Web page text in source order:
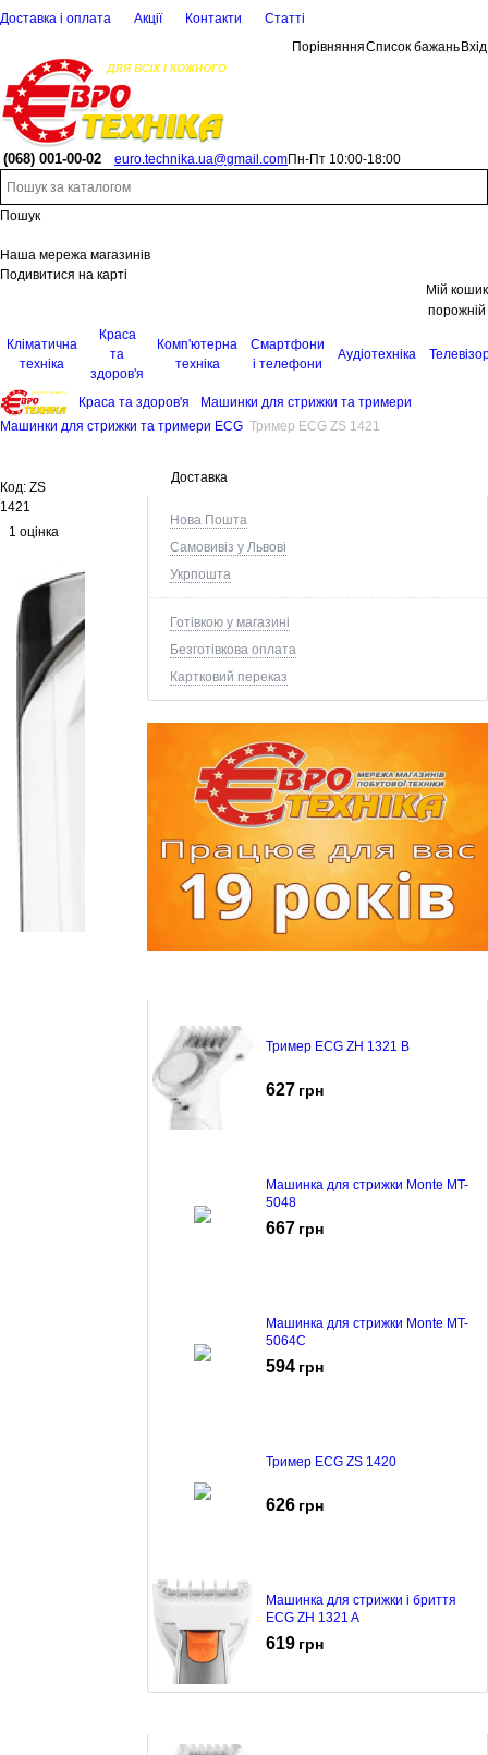
Доставка і оплата Акції Контакти
Статті
ПорівнянняСписок бажань Вхід
(068) 001-00-02 euro.technika.ua@gmail.comПн-Пт 10:00-18:00
Пошук
Наша мережа магазинів
Подивитися на карті
Мій кошик
порожній
Кліматична
техніка
Краса
та
здоров'я
Комп'ютерна
техніка
Смартфони
і телефони
Аудіотехніка
Краса та здоров'я
Машинки для стрижки та тримери
Машинки для стрижки та тримери ECG Тример ECG ZS 1421
Доставка
Нова Пошта
Самовивіз у Львові
Укрпошта
Готівкою у магазині
Безготівкова оплата
Картковий переказ
Тример ECG ZH 1321 B
627 грн
Машинка для стрижки Monte MT-
5048
667 грн
Машинка для стрижки Monte MT-
5064C
594 грн
Тример ECG ZS 1420
626 грн
Машинка для стрижки і бриття
ECG ZH 1321 A
619 грн
Код: ZS
1421
1 оцінка